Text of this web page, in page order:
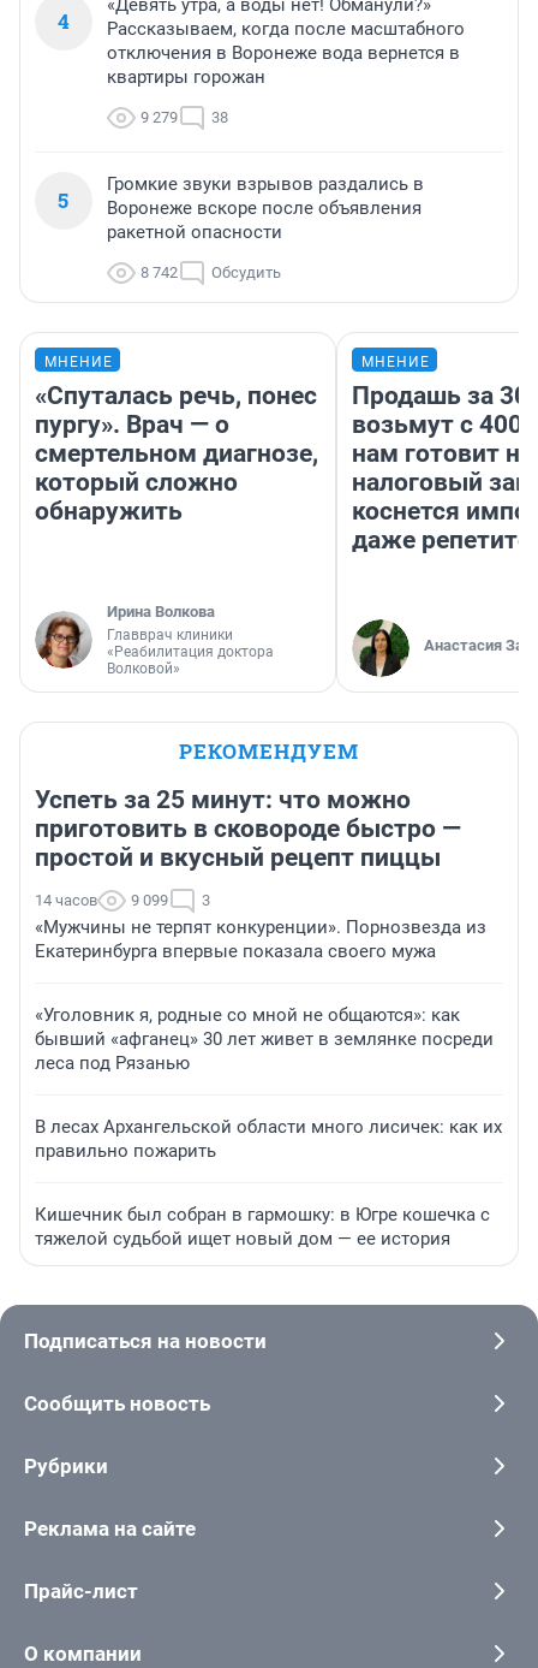
4
«Девять утра, а воды нет! Обманули?»
Рассказываем, когда после масштабного
отключения в Воронеже вода вернется в
квартиры горожан
9 279 38
5
Громкие звуки взрывов раздались в
Воронеже вскоре после объявления
ракетной опасности
8 742 Обсудить
МНЕНИЕ
«Спуталась речь, понес
пургу». Врач — о
смертельном диагнозе,
который сложно
обнаружить
Ирина Волкова
Главврач клиники
«Реабилитация доктора
Волковой»
МНЕНИЕ
Продашь за
возьмут с
нам готовит
налоговый
коснется
даже
Анастасия
РЕКОМЕНДУЕМ
Успеть за 25 минут: что можно
приготовить в сковороде быстро —
простой и вкусный рецепт пиццы
14 часов 9 099 3
«Мужчины не терпят конкуренции». Порнозвезда из
Екатеринбурга впервые показала своего мужа
«Уголовник я, родные со мной не общаются»: как
бывший «афганец» 30 лет живет в землянке посреди
леса под Рязанью
В лесах Архангельской области много лисичек: как их
правильно пожарить
Кишечник был собран в гармошку: в Югре кошечка с
тяжелой судьбой ищет новый дом — ее история
Подписаться на новости
Сообщить новость
Рубрики
Реклама на сайте
Прайс-лист
О компании